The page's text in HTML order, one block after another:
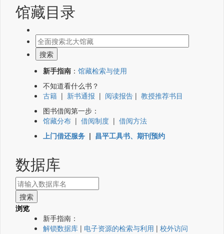
馆藏目录
新手指南 ： 馆藏检索与使用
不知道看什么书？
古籍 | 新书通报 | 阅读报告 | 教授推荐书目
图书借阅第一步：
馆藏分布 | 借阅制度 | 借阅方法
上门借还服务 | 昌平工具书、期刊预约
数据库
浏览
新手指南：
解锁数据库 | 电子资源的检索与利用 | 校外访问